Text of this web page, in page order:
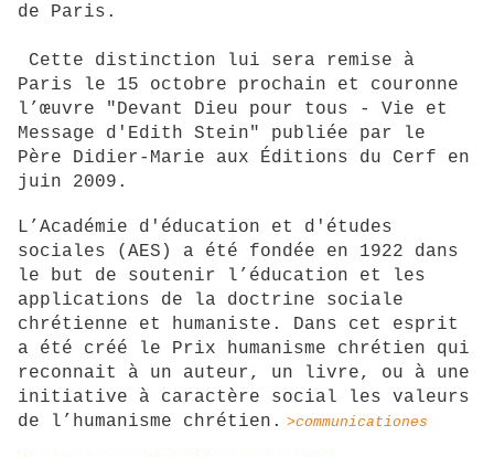
de Paris.
Cette distinction lui sera remise à
Paris le 15 octobre prochain et couronne
l’œuvre "Devant Dieu pour tous - Vie et
Message d'Edith Stein" publiée par le
Père Didier-Marie aux Éditions du Cerf en
juin 2009.
L’Académie d'éducation et d'études
sociales (AES) a été fondée en 1922 dans
le but de soutenir l’éducation et les
applications de la doctrine sociale
chrétienne et humaniste. Dans cet esprit
a été créé le Prix humanisme chrétien qui
reconnait à un auteur, un livre, ou à une
initiative à caractère social les valeurs
de l’humanisme chrétien. >communicationes